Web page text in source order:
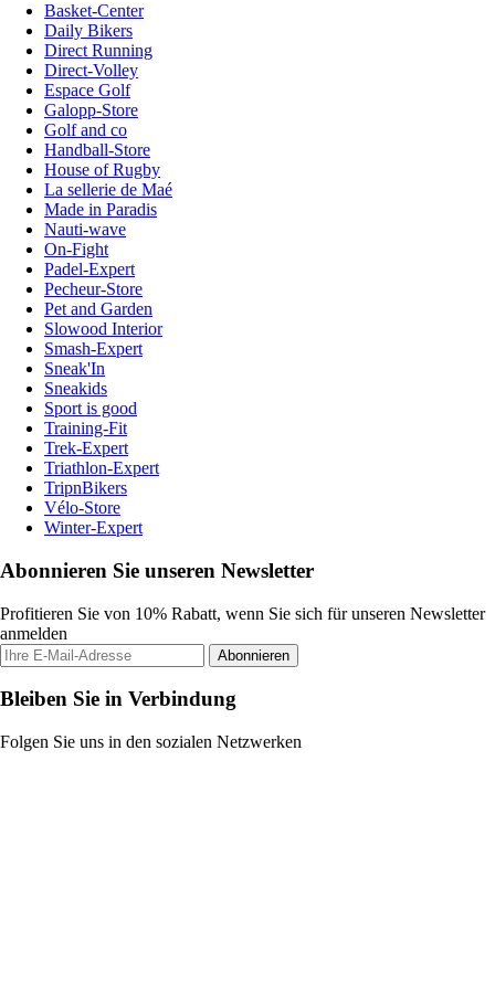
Basket-Center
Daily Bikers
Direct Running
Direct-Volley
Espace Golf
Galopp-Store
Golf and co
Handball-Store
House of Rugby
La sellerie de Maé
Made in Paradis
Nauti-wave
On-Fight
Padel-Expert
Pecheur-Store
Pet and Garden
Slowood Interior
Smash-Expert
Sneak'In
Sneakids
Sport is good
Training-Fit
Trek-Expert
Triathlon-Expert
TripnBikers
Vélo-Store
Winter-Expert
Abonnieren Sie unseren Newsletter
Profitieren Sie von 10% Rabatt, wenn Sie sich für unseren Newsletter
anmelden
Abonnieren
Bleiben Sie in Verbindung
Folgen Sie uns in den sozialen Netzwerken